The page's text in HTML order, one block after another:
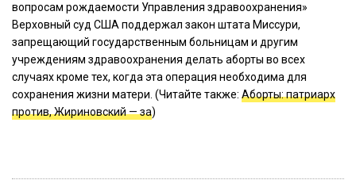
вопросам рождаемости Управления здравоохранения»
Верховный суд США поддержал закон штата Миссури,
запрещающий государственным больницам и другим
учреждениям здравоохранения делать аборты во всех
случаях кроме тех, когда эта операция необходима для
сохранения жизни матери. (Читайте также: Аборты: патриарх
против, Жириновский — за)